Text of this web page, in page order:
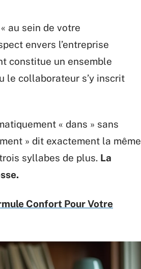
au sein de votre
envers l’entreprise
constitue un ensemble
le collaborateur s’y inscrit
« dans » sans
» dit exactement la même
syllabes de plus. La
Confort Pour Votre